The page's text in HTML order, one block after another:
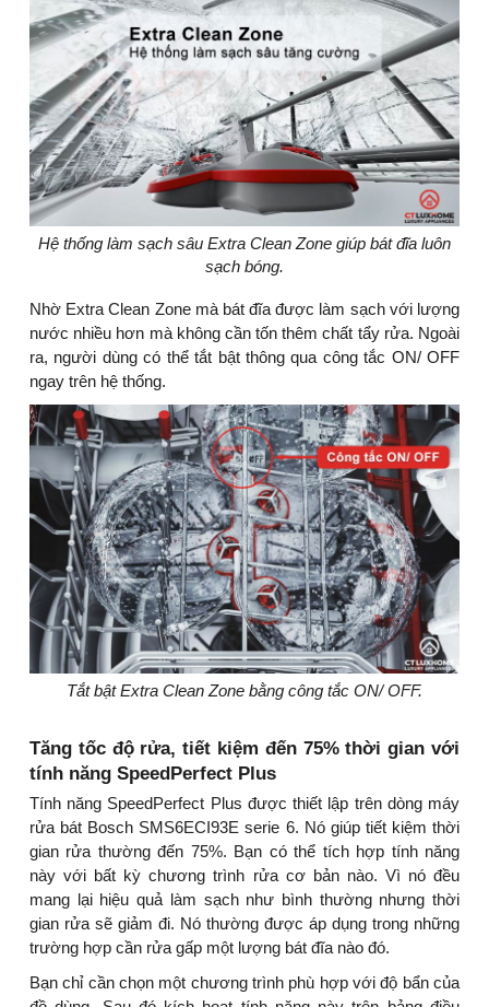
Hệ thống làm sạch sâu Extra Clean Zone giúp bát đĩa luôn
sạch bóng.
Nhờ Extra Clean Zone mà bát đĩa được làm sạch với lượng
nước nhiều hơn mà không cần tốn thêm chất tẩy rửa. Ngoài
ra, người dùng có thể tắt bật thông qua công tắc ON/ OFF
ngay trên hệ thống.
Tắt bật Extra Clean Zone bằng công tắc ON/ OFF.
Tăng tốc độ rửa, tiết kiệm đến 75% thời gian với
tính năng SpeedPerfect Plus
Tính năng SpeedPerfect Plus được thiết lập trên dòng máy
rửa bát Bosch SMS6ECI93E serie 6. Nó giúp tiết kiệm thời
gian rửa thường đến 75%. Bạn có thể tích hợp tính năng
này với bất kỳ chương trình rửa cơ bản nào. Vì nó đều
mang lại hiệu quả làm sạch như bình thường nhưng thời
gian rửa sẽ giảm đi. Nó thường được áp dụng trong những
trường hợp cần rửa gấp một lượng bát đĩa nào đó.
Bạn chỉ cần chọn một chương trình phù hợp với độ bẩn của